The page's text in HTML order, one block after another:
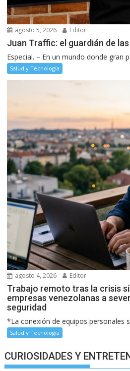
agosto 5, 2026 Editor
Juan Traffic: el guardián de
Especial. – En un mundo donde gran
Salud y Tecnología
agosto 4, 2026 Editor
Trabajo remoto tras la crisis
empresas venezolanas a
seguridad
*La conexión de equipos personales
Salud y Tecnología
CURIOSIDADES Y